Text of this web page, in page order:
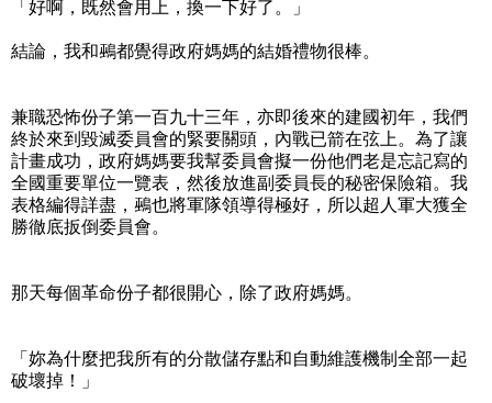
「好啊，既然會用上，換一下好了。」
結論，我和鵐都覺得政府媽媽的結婚禮物很棒。
兼職恐怖份子第一百九十三年，亦即後來的建國初年，我們
終於來到毀滅委員會的緊要關頭，內戰已箭在弦上。為了讓
計畫成功，政府媽媽要我幫委員會擬一份他們老是忘記寫的
全國重要單位一覽表，然後放進副委員長的秘密保險箱。我
表格編得詳盡，鵐也將軍隊領導得極好，所以超人軍大獲全
勝徹底扳倒委員會。
那天每個革命份子都很開心，除了政府媽媽。
「妳為什麼把我所有的分散儲存點和自動維護機制全部一起
破壞掉！」